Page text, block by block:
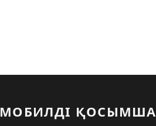
МОБИЛДІ ҚОСЫМША